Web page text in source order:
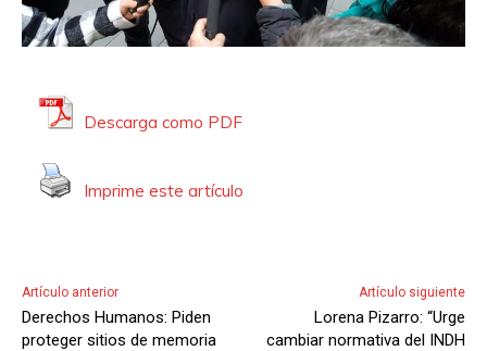
Descarga como PDF
Imprime este artículo
Artículo anterior
Derechos Humanos: Piden
proteger sitios de memoria
Artículo siguiente
Lorena Pizarro: “Urge
cambiar normativa del INDH